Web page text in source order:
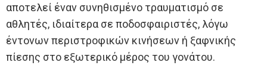
αποτελεί έναν συνηθισμένο τραυματισμό σε
αθλητές, ιδιαίτερα σε ποδοσφαιριστές, λόγω
έντονων περιστροφικών κινήσεων ή ξαφνικής
πίεσης στο εξωτερικό μέρος του γονάτου.